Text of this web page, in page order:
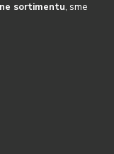
sortimentu, sme